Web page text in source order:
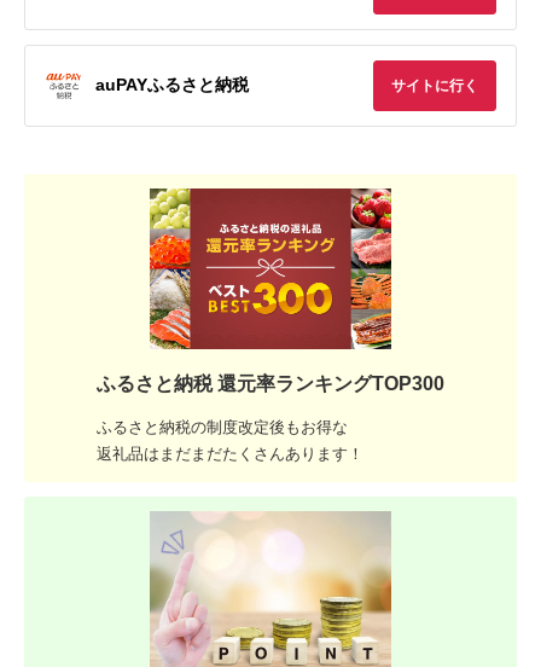
auPAYふるさと納税 サイトに行く
ふるさと納税 還元率ランキングTOP300
ふるさと納税の制度改定後もお得な
返礼品はまだまだたくさんあります！